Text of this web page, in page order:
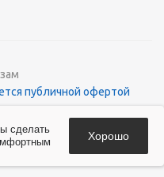
публичной офертой
данных
сделать
Хорошо